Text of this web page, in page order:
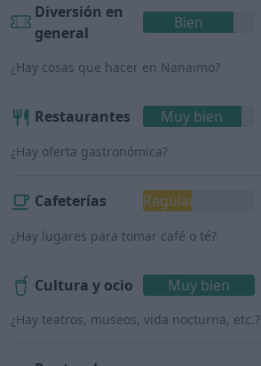
Diversión en
general
Bien
¿Hay cosas que hacer en Nanaimo?
Restaurantes Muy bien
¿Hay oferta gastronómica?
Cafeterías Regular
¿Hay lugares para tomar café o té?
Cultura y ocio Muy bien
¿Hay teatros, museos, vida nocturna, etc.?